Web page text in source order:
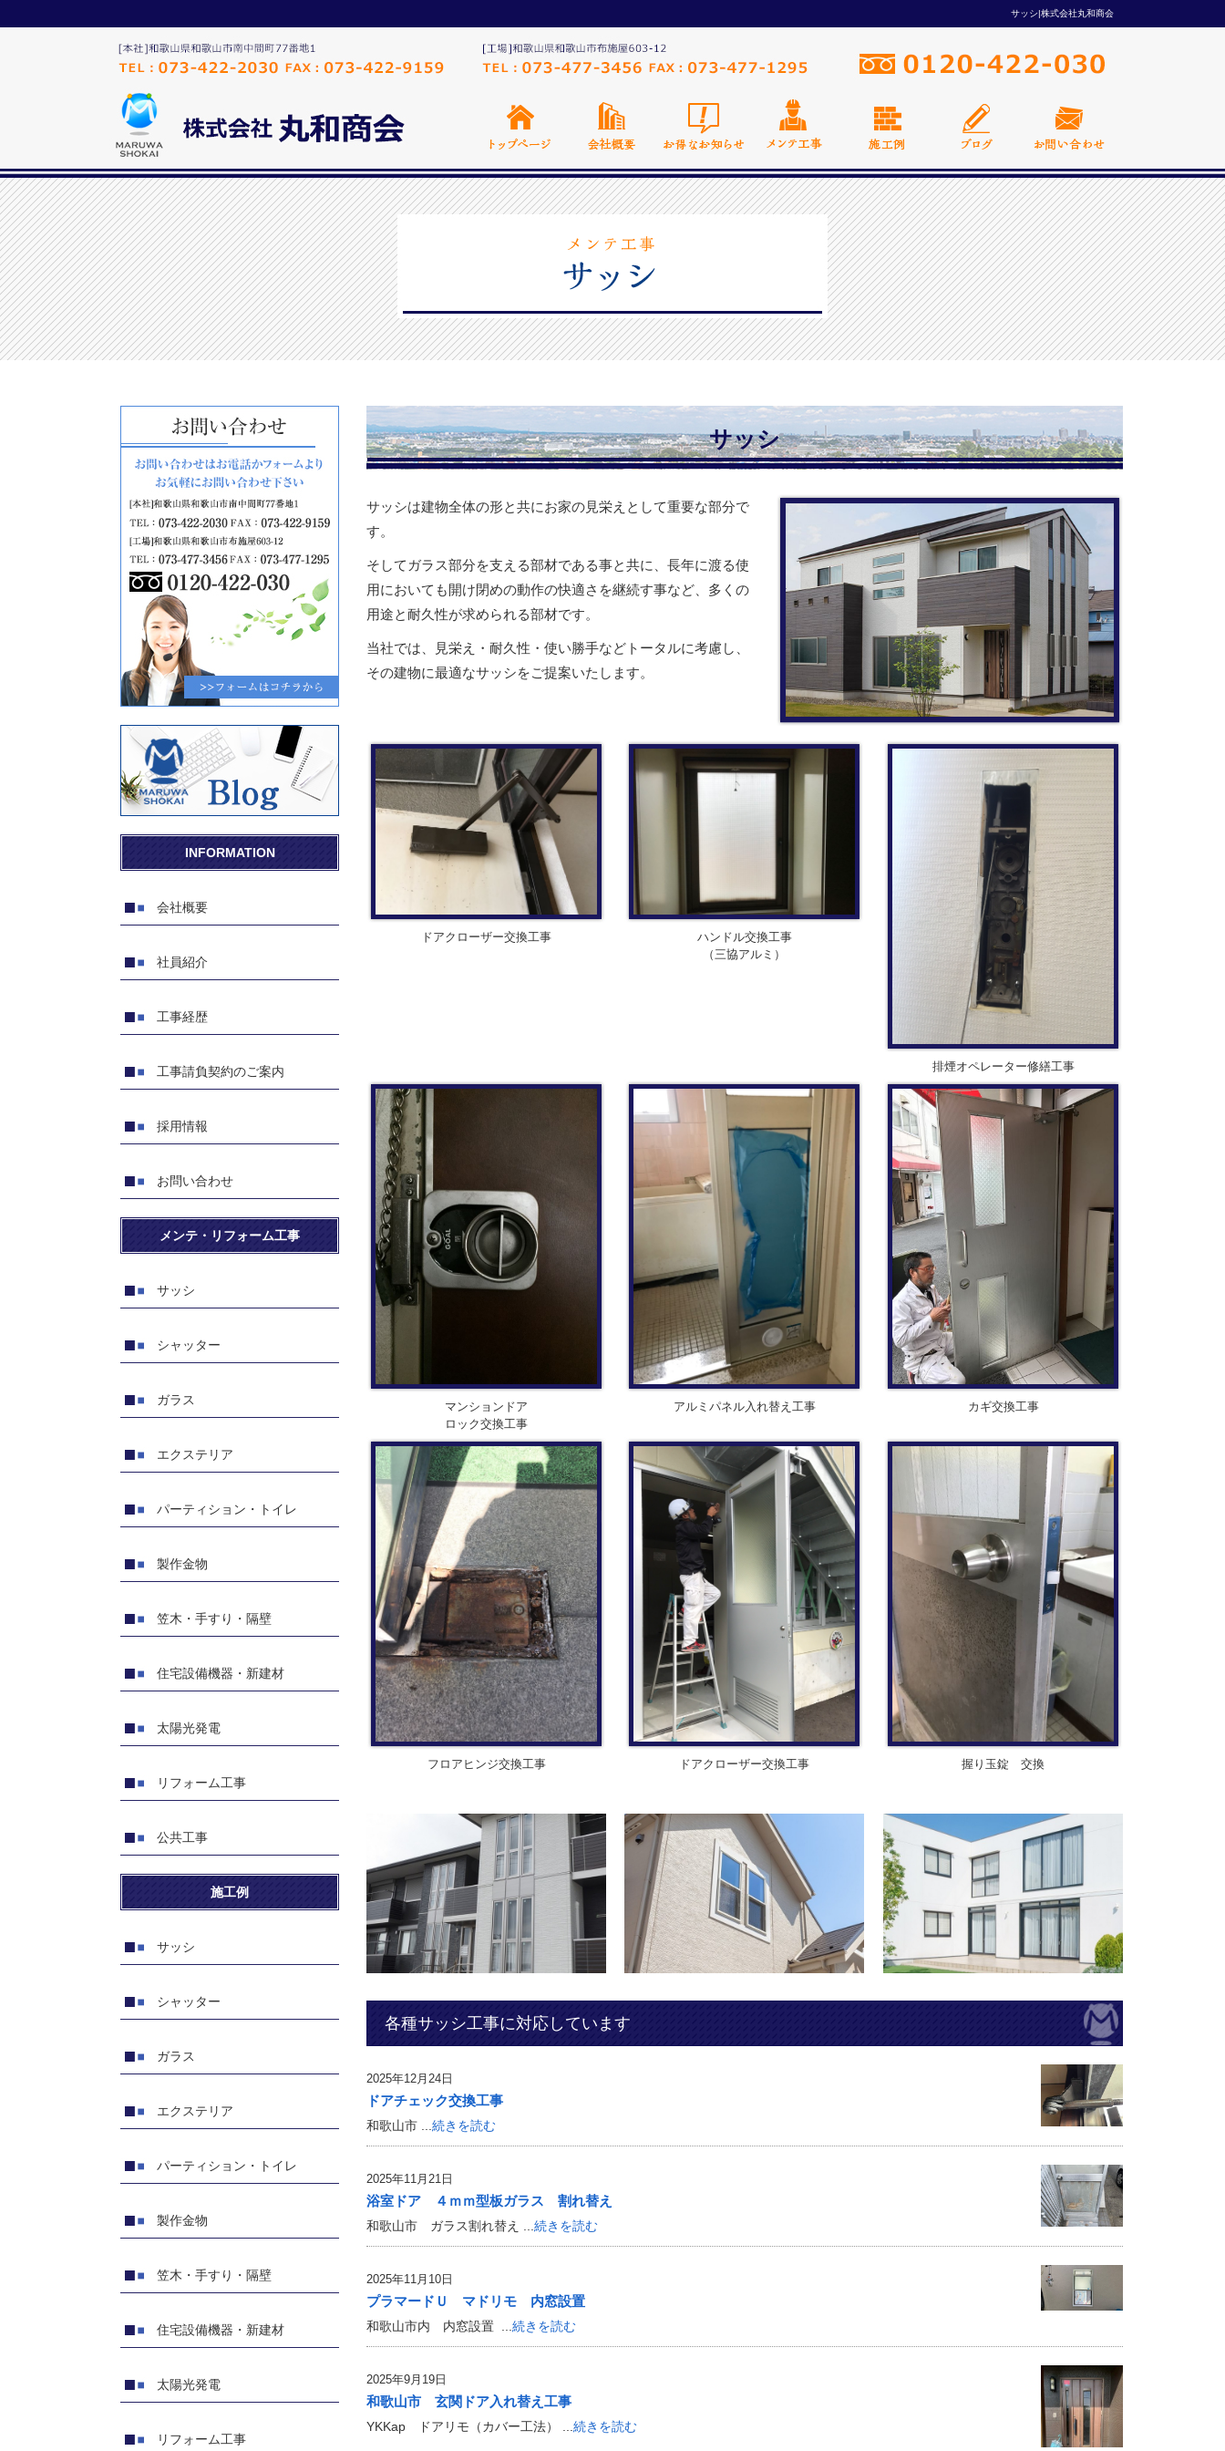
サッシ|株式会社丸和商会
INFORMATION
会社概要
社員紹介
工事経歴
工事請負契約のご案内
採用情報
お問い合わせ
メンテ・リフォーム工事
サッシ
シャッター
ガラス
エクステリア
パーティション・トイレ
製作金物
笠木・手すり・隔壁
住宅設備機器・新建材
太陽光発電
リフォーム工事
公共工事
施工例
サッシ
シャッター
ガラス
エクステリア
パーティション・トイレ
製作金物
笠木・手すり・隔壁
住宅設備機器・新建材
太陽光発電
リフォーム工事
サッシ
サッシは建物全体の形と共にお家の見栄えとして重要な部分で
す。
そしてガラス部分を支える部材である事と共に、長年に渡る使
用においても開け閉めの動作の快適さを継続す事など、多くの
用途と耐久性が求められる部材です。
当社では、見栄え・耐久性・使い勝手などトータルに考慮し、
その建物に最適なサッシをご提案いたします。
ドアクローザー交換工事
ハンドル交換工事
（三協アルミ）
排煙オペレーター修繕工事
マンションドア
ロック交換工事
アルミパネル入れ替え工事 カギ交換工事
フロアヒンジ交換工事 ドアクローザー交換工事 握り玉錠 交換
各種サッシ工事に対応しています
2025年12月24日
ドアチェック交換工事
和歌山市 ... 続きを読む
2025年11月21日
浴室ドア ４ｍｍ型板ガラス 割れ替え
和歌山市 ガラス割れ替え ... 続きを読む
2025年11月10日
プラマードＵ マドリモ 内窓設置
和歌山市内 内窓設置 ... 続きを読む
2025年9月19日
和歌山市 玄関ドア入れ替え工事
YKKap ドアリモ（カバー工法） ... 続きを読む